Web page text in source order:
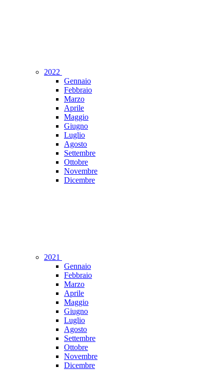
2022
Gennaio
Febbraio
Marzo
Aprile
Maggio
Giugno
Luglio
Agosto
Settembre
Ottobre
Novembre
Dicembre
2021
Gennaio
Febbraio
Marzo
Aprile
Maggio
Giugno
Luglio
Agosto
Settembre
Ottobre
Novembre
Dicembre